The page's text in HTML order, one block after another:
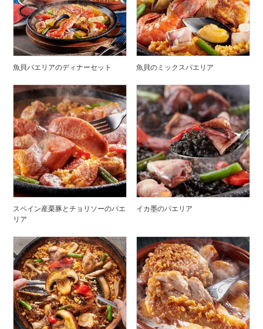
魚貝パエリアのディナーセット 魚貝のミックスパエリア
スペイン産栗豚とチョリソーのパエ
リア
イカ墨のパエリア